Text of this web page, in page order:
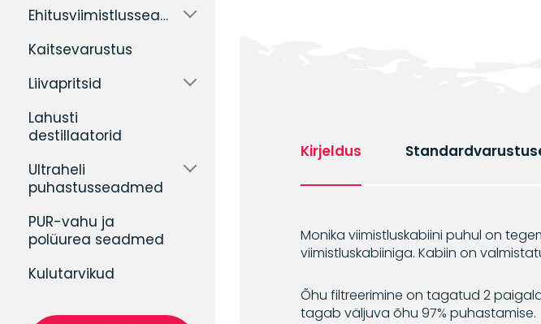
Ehitusviimistlusseadmed
Kaitsevarustus
Liivapritsid
Lahusti
destillaatorid
Ultraheli
puhastusseadmed
PUR-vahu ja
polüurea seadmed
Kulutarvikud
Kirjeldus
Monika viimistluskabiini puhul on
viimistluskabiiniga. Kabiin on
Õhu filtreerimine on tagatud 2
tagab väljuva õhu 97% puhastamise.